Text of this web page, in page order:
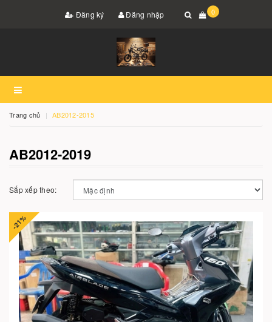
Đăng ký Đăng nhập 0
Trang chủ AB2012-2015
AB2012-2019
Sắp xếp theo:
-21%